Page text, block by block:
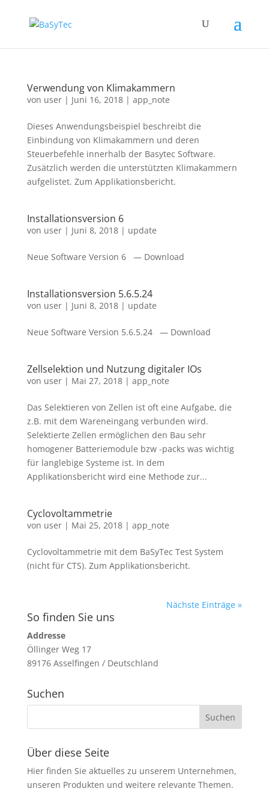
Verwendung von Klimakammern
von user| Juni 16, 2018| app_note
Dieses Anwendungsbeispiel beschreibt die
Einbindung von Klimakammern und deren
Steuerbefehle innerhalb der Basytec Software.
Zusätzlich werden die unterstützten Klimakammern
aufgelistet. Zum Applikationsbericht.
Installationsversion 6
von user| Juni 8, 2018| update
Neue Software Version 6 — Download
Installationsversion 5.6.5.24
von user| Juni 8, 2018| update
Neue Software Version 5.6.5.24 — Download
Zellselektion und Nutzung digitaler IOs
von user| Mai 27, 2018| app_note
Das Selektieren von Zellen ist oft eine Aufgabe, die
z.B. mit dem Wareneingang verbunden wird.
Selektierte Zellen ermöglichen den Bau sehr
homogener Batteriemodule bzw -packs was wichtig
für langlebige Systeme ist. In dem
Applikationsbericht wird eine Methode zur...
Cyclovoltammetrie
von user| Mai 25, 2018| app_note
Cyclovoltammetrie mit dem BaSyTec Test System
(nicht für CTS). Zum Applikationsbericht.
Nächste Einträge »
So finden Sie uns
Addresse
Öllinger Weg 17
89176 Asselfingen / Deutschland
Suchen
Über diese Seite
Hier finden Sie aktuelles zu unserem Unternehmen,
unseren Produkten und weitere relevante Themen.